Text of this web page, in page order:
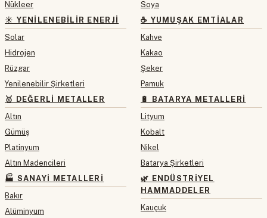
Nükleer
☀️ YENILENEBILIR ENERJI
Solar
Hidrojen
Rüzgar
Yenilenebilir Şirketleri
🥇 DEĞERLI METALLER
Altın
Gümüş
Platinyum
Altın Madencileri
🏭 SANAYI METALLERI
Bakır
Alüminyum
Soya
☕ YUMUŞAK EMTIALAR
Kahve
Kakao
Şeker
Pamuk
🔋 BATARYA METALLERI
Lityum
Kobalt
Nikel
Batarya Şirketleri
🌿 ENDÜSTRIYEL
HAMMADDELER
Kauçuk